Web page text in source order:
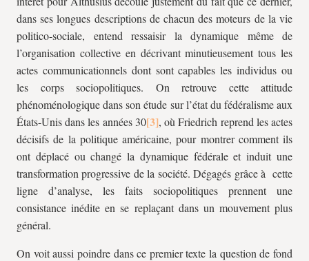
dans ses longues descriptions de chacun des moteurs de la vie
politico-sociale, entend ressaisir la dynamique même de
l’organisation collective en décrivant minutieusement tous les
actes communicationnels dont sont capables les individus ou
les corps sociopolitiques. On retrouve cette attitude
phénoménologique dans son étude sur l’état du fédéralisme aux
États-Unis dans les années 30
, où Friedrich reprend les actes
décisifs de la politique américaine, pour montrer comment ils
ont déplacé ou changé la dynamique fédérale et induit une
transformation progressive de la société. Dégagés grâce à cette
ligne d’analyse, les faits sociopolitiques prennent une
consistance inédite en se replaçant dans un mouvement plus
général.
On voit aussi poindre dans ce premier texte la question de fond